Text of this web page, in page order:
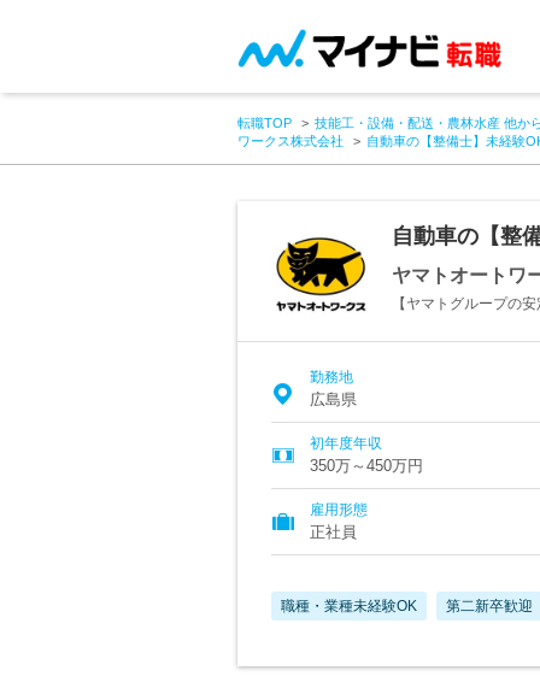
転職TOP
技能工・設備・配送・農林水産 他か
ワークス株式会社
自動車の【整備士】未経験
自動車の【整
ヤマトオートワ
【ヤマトグループの
勤務地
広島県
初年度年収
350万～450万円
雇用形態
正社員
職種・業種未経験OK 第二新卒歓迎